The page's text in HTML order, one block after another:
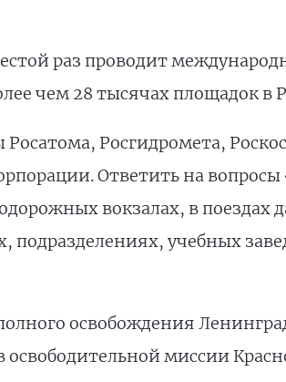
раз проводит
чем 28 тысячах площадок в
Росгидромета,
Ответить на
вокзалах, в поездах
подразделениях, учебных
освобождения
миссии